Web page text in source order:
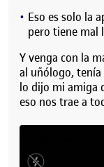
Eso es solo la
pero tiene mal
Y venga con la
al uñólogo,
lo dijo mi amiga
eso nos trae a